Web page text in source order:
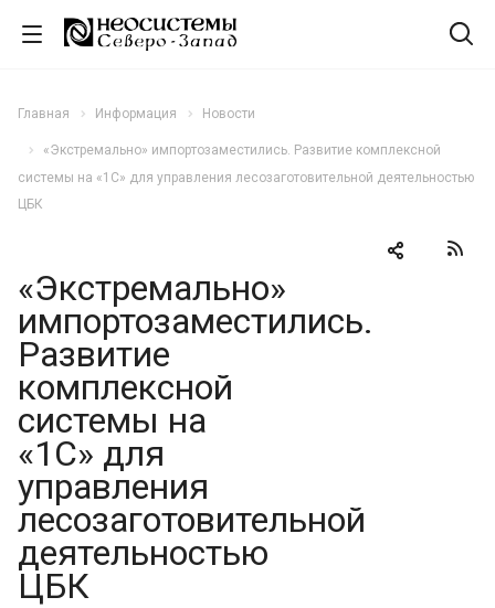
Главная Информация Новости
«Экстремально» импортозаместились. Развитие комплексной
системы на «1С» для управления лесозаготовительной деятельностью
ЦБК
«Экстремально»
импортозаместились.
Развитие
комплексной
системы на
«1С» для
управления
лесозаготовительной
деятельностью
ЦБК